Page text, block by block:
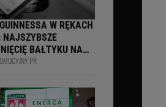
W RĘKACH
NAJSZYBSZE
BAŁTYKU NA
-
PR